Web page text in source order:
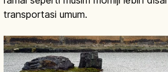
transportasi umum.